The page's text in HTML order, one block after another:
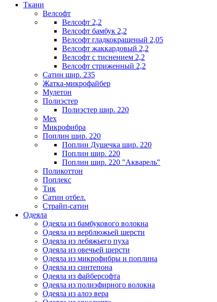
Ткани
Велсофт
Велсофт 2,2
Велсофт бамбук 2,2
Велсофт гладкокрашеный 2,05
Велсофт жаккардовый 2,2
Велсофт с тиснением 2,2
Велсофт стриженный 2,2
Сатин шир. 235
Жатка-микрофайбер
Мулетон
Полиэстер
Полиэстер шир. 220
Мех
Микрофибра
Поплин шир. 220
Поплин Душечка шир. 220
Поплин шир. 220
Поплин шир. 220 "Акварель"
Поликоттон
Поплекс
Тик
Сатин отбел.
Страйп-сатин
Одеяла
Одеяла из бамбукового волокна
Одеяла из верблюжьей шерсти
Одеяла из лебяжьего пуха
Одеяла из овечьей шерсти
Одеяла из микрофибры и поплина
Одеяла из синтепона
Одеяла из файберсофта
Одеяла из полиэфирного волокна
Одеяла из алоэ вера